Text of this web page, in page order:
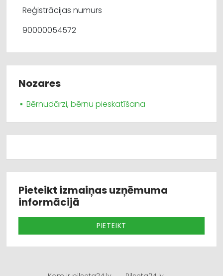
Reģistrācijas numurs
90000054572
Nozares
Bērnudārzi, bērnu pieskatīšana
Pieteikt izmaiņas uzņēmuma
informācijā
PIETEIKT